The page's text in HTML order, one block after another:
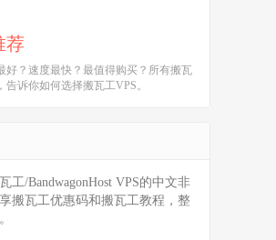
荐
好？速度最快？最值得购买？所有搬瓦
诉你如何选择搬瓦工VPS。
工/BandwagonHost VPS的中文非
搬瓦工优惠码和搬瓦工教程，整